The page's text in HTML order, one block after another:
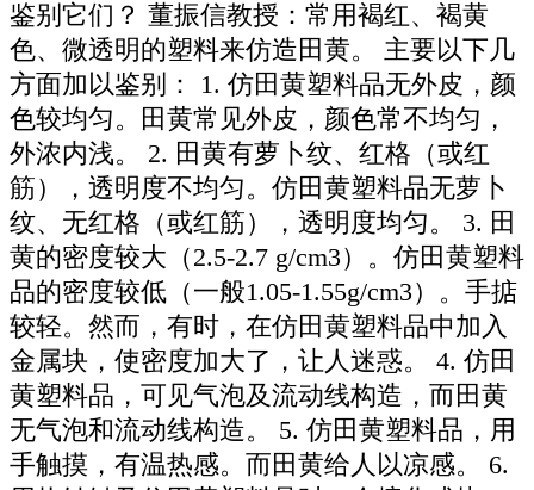
鉴别它们？ 董振信教授：常用褐红、褐黄
色、微透明的塑料来仿造田黄。 主要以下几
方面加以鉴别： 1. 仿田黄塑料品无外皮，颜
色较均匀。田黄常见外皮，颜色常不均匀，
外浓内浅。 2. 田黄有萝卜纹、红格（或红
筋），透明度不均匀。仿田黄塑料品无萝卜
纹、无红格（或红筋），透明度均匀。 3. 田
黄的密度较大（2.5-2.7 g/cm3）。仿田黄塑料
品的密度较低（一般1.05-1.55g/cm3）。手掂
较轻。然而，有时，在仿田黄塑料品中加入
金属块，使密度加大了，让人迷惑。 4. 仿田
黄塑料品，可见气泡及流动线构造，而田黄
无气泡和流动线构造。 5. 仿田黄塑料品，用
手触摸，有温热感。而田黄给人以凉感。 6.